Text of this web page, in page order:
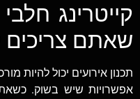
שאתם
תכנון אירועים יכול להיות